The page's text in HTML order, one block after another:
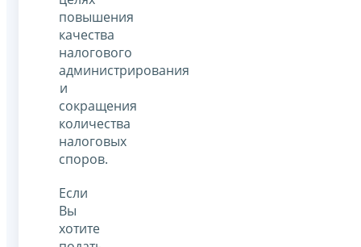
повышения
качества
налогового
администрирования
и
сокращения
количества
налоговых
споров.
Если
Вы
хотите